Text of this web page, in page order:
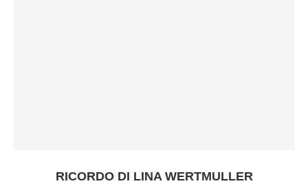
RICORDO DI LINA WERTMULLER